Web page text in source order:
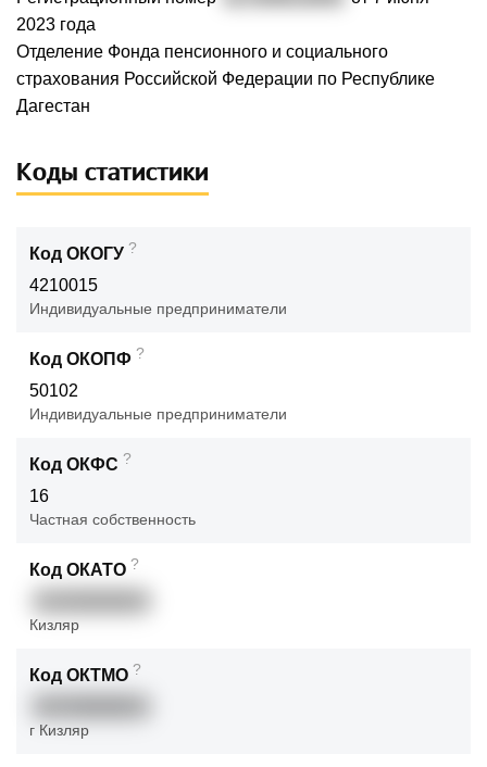
2023 года
Отделение Фонда пенсионного и социального
страхования Российской Федерации по Республике
Дагестан
Коды статистики
Код ОКОГУ ?
4210015
Индивидуальные предприниматели
Код ОКОПФ ?
50102
Индивидуальные предприниматели
Код ОКФС ?
16
Частная собственность
Код ОКАТО ?
Кизляр
Код ОКТМО ?
г Кизляр